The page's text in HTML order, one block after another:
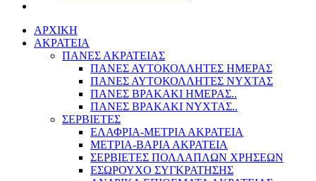
ΑΡΧΙΚΗ
ΑΚΡΑΤΕΙΑ
ΠΑΝΕΣ ΑΚΡΑΤΕΙΑΣ
ΠΑΝΕΣ ΑΥΤΟΚΟΛΛΗΤΕΣ ΗΜΕΡΑΣ
ΠΑΝΕΣ ΑΥΤΟΚΟΛΛΗΤΕΣ ΝΥΧΤΑΣ
ΠΑΝΕΣ ΒΡΑΚΑΚΙ ΗΜΕΡΑΣ..
ΠΑΝΕΣ ΒΡΑΚΑΚΙ ΝΥΧΤΑΣ..
ΣΕΡΒΙΕΤΕΣ
ΕΛΑΦΡΙΑ-ΜΕΤΡΙΑ ΑΚΡΑΤΕΙΑ
ΜΕΤΡΙΑ-ΒΑΡΙΑ ΑΚΡΑΤΕΙΑ
ΣΕΡΒΙΕΤΕΣ ΠΟΛΛΑΠΛΩΝ ΧΡΗΣΕΩΝ
ΕΣΩΡΟΥΧΟ ΣΥΓΚΡΑΤΗΣΗΣ